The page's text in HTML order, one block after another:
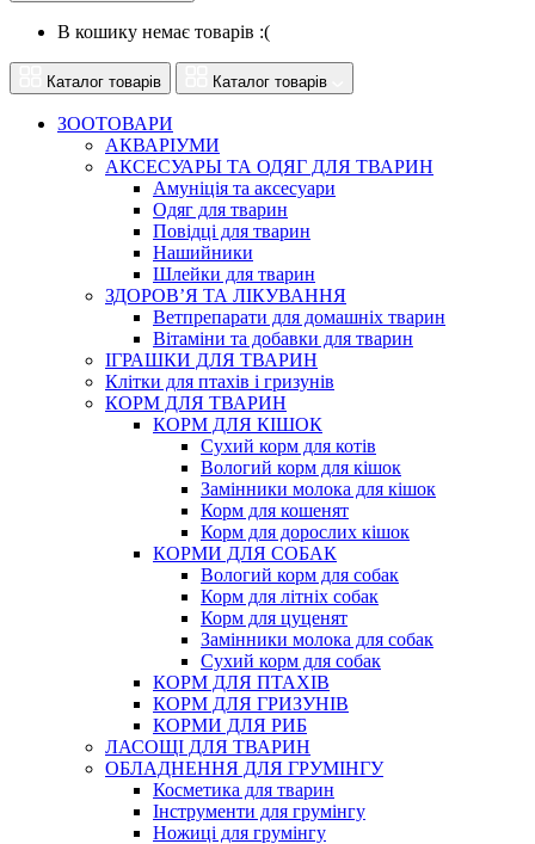
В кошику немає товарів :(
Каталог товарів Каталог товарів
ЗООТОВАРИ
АКВАРІУМИ
АКСЕСУАРЫ ТА ОДЯГ ДЛЯ ТВАРИН
Амуніція та аксесуари
Одяг для тварин
Повідці для тварин
Нашийники
Шлейки для тварин
ЗДОРОВ’Я ТА ЛІКУВАННЯ
Ветпрепарати для домашніх тварин
Вітаміни та добавки для тварин
ІГРАШКИ ДЛЯ ТВАРИН
Клітки для птахів і гризунів
КОРМ ДЛЯ ТВАРИН
КОРМ ДЛЯ КІШОК
Сухий корм для котів
Вологий корм для кішок
Замінники молока для кішок
Корм для кошенят
Корм для дорослих кішок
КОРМИ ДЛЯ СОБАК
Вологий корм для собак
Корм для літніх собак
Корм для цуценят
Замінники молока для собак
Сухий корм для собак
КОРМ ДЛЯ ПТАХІВ
КОРМ ДЛЯ ГРИЗУНІВ
КОРМИ ДЛЯ РИБ
ЛАСОЩІ ДЛЯ ТВАРИН
ОБЛАДНЕННЯ ДЛЯ ГРУМІНГУ
Косметика для тварин
Інструменти для грумінгу
Ножиці для грумінгу